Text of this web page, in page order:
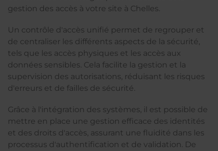
gestion des accès à votre site à Chelles.
Un contrôle d'accès unifié permet de regrouper et
de centraliser les différents aspects de la sécurité,
tels que les accès physiques et les accès aux
données sensibles. Cela facilite la gestion et la
supervision des autorisations, réduisant les risques
d'erreurs et de failles de sécurité.
Grâce à l'intégration des systèmes, il est possible de
mettre en place une gestion efficace des identités
et des droits d'accès, assurant une fluidité dans les
processus d'authentification et de validation. De